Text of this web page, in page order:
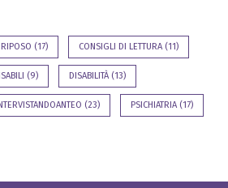
(17) CONSIGLI DI LETTURA (11)
(9) DISABILITÀ (13)
(23) PSICHIATRIA (17)